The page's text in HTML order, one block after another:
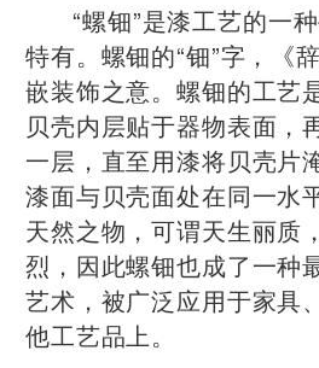
​“螺钿”是漆工艺的一
特有。螺钿的“钿”字，《
嵌装饰之意。螺钿的工艺
贝壳内层贴于器物表面，
一层，直至用漆将贝壳片
漆面与贝壳面处在同一水
天然之物，可谓天生丽质
烈，因此螺钿也成了一种
艺术，被广泛应用于家具
他工艺品上。